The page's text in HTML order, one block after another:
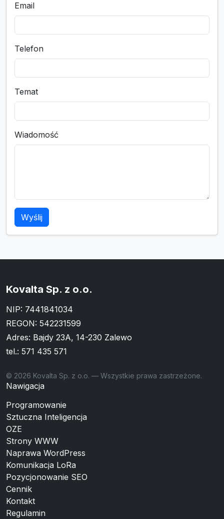
Email
Telefon
Temat
Wiadomość
Wyślij
Kovalta Sp. z o.o.
NIP: 7441841034
REGON: 542231599
Adres: Bajdy 23A, 14-230 Zalewo
tel.: 571 435 571
© 2026 Kovalta Sp. z o.o. — Wszystkie prawa zastrzeżone.
Nawigacja
Programowanie
Sztuczna Inteligencja
OZE
Strony WWW
Naprawa WordPress
Komunikacja LoRa
Pozycjonowanie SEO
Cennik
Kontakt
Regulamin